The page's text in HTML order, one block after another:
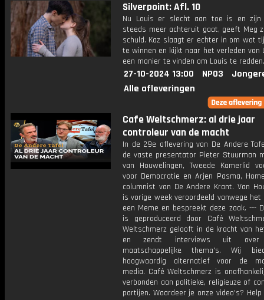
Silverpoint: Afl. 10
Nu Louis er slecht aan toe is en zijn
steeds meer achteruit gaat, geeft Meg
schuld. Kaz slaagt er echter in om wat
te winnen en kijkt naar het verleden van
een manier te vinden om Louis te redden.
27-10-2024 13:00 NPO3
Alle afleveringen
Cafe Weltschmerz: al drie jaar
controleur van de macht
In de 29e aflevering van De Andere
de vaste presentator Pieter Stuurman
van Houwelingen, Tweede Kamerlid
voor Democratie en Arjen Pasma,
columnist van De Andere Krant. Van
is vorige week veroordeeld vanwege het
een Meme en bespreekt deze zaak. ---
is geproduceerd door Café
Weltschmerz gelooft in de kracht van
en zendt interviews uit over
maatschappelijke thema's. Wij
hoogwaardig alternatief voor de
media. Café Weltschmerz is
verbonden aan politieke, religieuze of
partijen. Waardeer je onze video's?